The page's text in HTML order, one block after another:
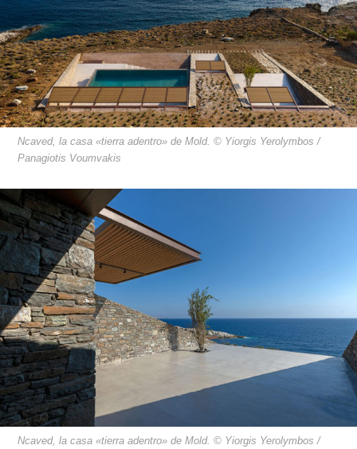
Ncaved, la casa «tierra adentro» de Mold. © Yiorgis Yerolymbos /
Panagiotis Voumvakis
Ncaved, la casa «tierra adentro» de Mold. © Yiorgis Yerolymbos /